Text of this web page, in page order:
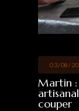
03/08/
Martin :
couper